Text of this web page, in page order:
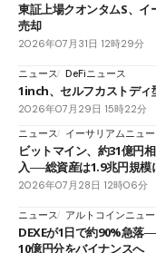
東証上場クオンタムS、イ
売却
2026年07月31日 12時29分
ニュース DeFiニュース
1inch、セルフカストデ
2026年07月29日 15時22分
ニュース
イーサリアムニュ
ビットマイン、約31億円
入──総資産は1.9兆円規模
2026年07月28日 12時06分
ニュース アルトコインニュ
DEXEが1日で約90%急落
10億円分をバイナンスへ